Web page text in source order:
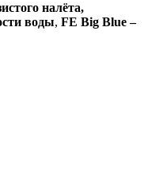
налёта,
воды, FE Big Blue –